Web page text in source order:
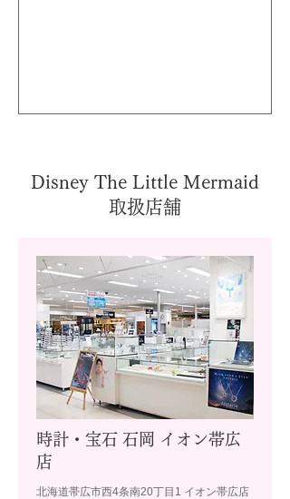
Disney The Little Mermaid
取扱店舗
時計・宝石 石岡 イオン帯広
店
北海道帯広市西4条南20丁目1 イオン帯広店